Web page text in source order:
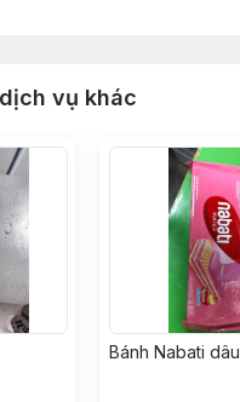
vụ khác
Bánh Nabati dâu